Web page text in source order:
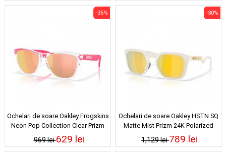
Ochelari de soare Oakley Frogskins
Neon Pop Collection Clear Prizm
Rose Gold Polarized
969 lei
-35%
629 lei
Ochelari de soare Oakley HSTN SQ
Matte Mist Prizm 24K Polarized
1,129 lei
-30%
789 lei